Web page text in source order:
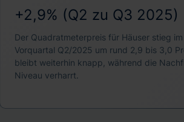
+2,9% (Q2 zu Q3 2025)
Der Quadratmeterpreis für Häuser stieg
Vorquartal Q2/2025 um rund 2,9 bis 3,0
bleibt weiterhin knapp, während die
Niveau verharrt.